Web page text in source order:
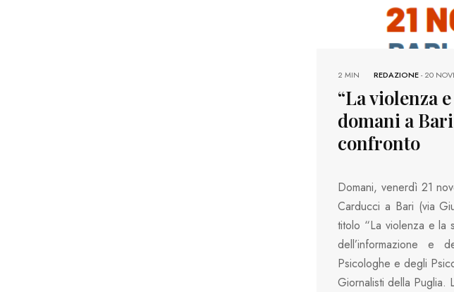
REDAZIONE-20
2 MIN
“La violenza
domani a
confronto
Domani, venerdì 21
Carducci a Bari (via
titolo “La violenza e la
dell’informazione e
Psicologhe e degli
Giornalisti della Puglia.